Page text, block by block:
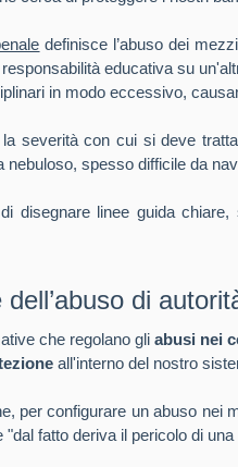
definisce l’abuso dei
educativa su
in modo eccessivo,
severità con cui si deve
nebuloso, spesso difficile da
disegnare linee guida
di
che regolano gliabusi nei
all'interno del nostro
per configurare un abuso nei
fatto deriva il pericolo di